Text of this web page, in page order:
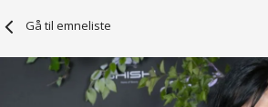
Gå til emneliste